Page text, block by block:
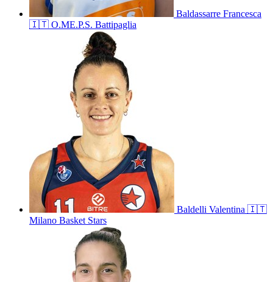
Baldassarre Francesca
🇮🇹 O.ME.P.S. Battipaglia
Baldelli Valentina 🇮🇹
Milano Basket Stars